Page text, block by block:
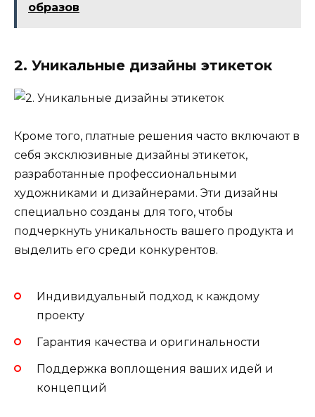
образов
2. Уникальные дизайны этикеток
Кроме того, платные решения часто включают в
себя эксклюзивные дизайны этикеток,
разработанные профессиональными
художниками и дизайнерами. Эти дизайны
специально созданы для того, чтобы
подчеркнуть уникальность вашего продукта и
выделить его среди конкурентов.
Индивидуальный подход к каждому
проекту
Гарантия качества и оригинальности
Поддержка воплощения ваших идей и
концепций